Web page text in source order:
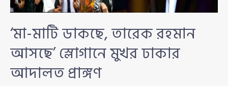
‘মা-মাটি ডাকছে, তারেক রহমান
আসছে’ স্লোগানে মুখর ঢাকার
আদালত প্রাঙ্গণ